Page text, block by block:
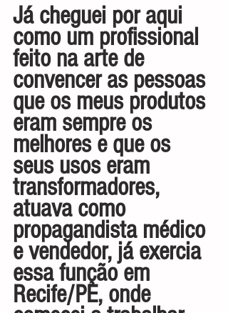
Já cheguei por aqui
como um profissional
feito na arte de
convencer as pessoas
que os meus produtos
eram sempre os
melhores e que os
seus usos eram
transformadores,
atuava como
propagandista médico
e vendedor, já exercia
essa função em
Recife/PE, onde